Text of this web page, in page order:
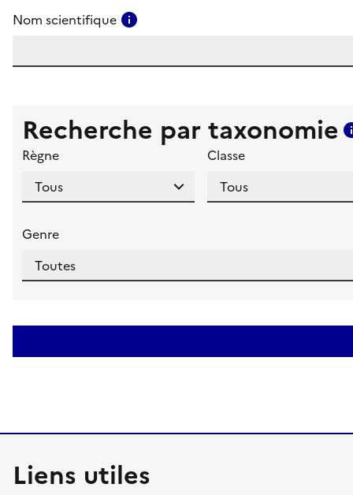
Nom scientifique
Recherche par taxonomie
Règne Classe
Genre
Liens utiles